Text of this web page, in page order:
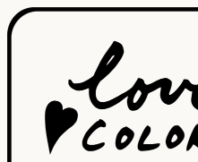
Preskočiť
na